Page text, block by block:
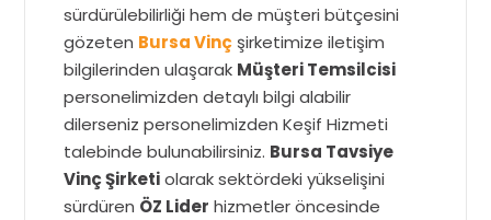
sürdürülebilirliği hem de müşteri bütçesini
gözeten Bursa Vinç şirketimize iletişim
bilgilerinden ulaşarak Müşteri Temsilcisi
personelimizden detaylı bilgi alabilir
dilerseniz personelimizden Keşif Hizmeti
talebinde bulunabilirsiniz. Bursa Tavsiye
Vinç Şirketiolarak sektördeki yükselişini
sürdüren ÖZ Lider hizmetler öncesinde